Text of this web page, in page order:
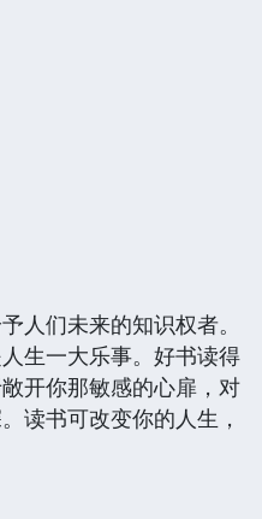
人们未来的知识权者。
生一大乐事。好书读得
开你那敏感的心扉，对
读书可改变你的人生，